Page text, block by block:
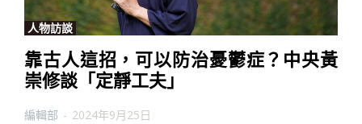
人物訪談
靠古人這招，可以防治憂鬱症？中央黃
崇修談「定靜工夫」
編輯部 - 2024年9月25日